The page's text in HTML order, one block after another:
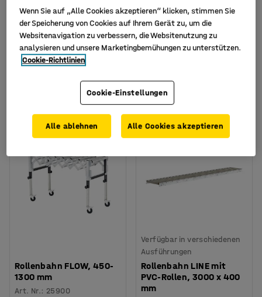
Rollenbahn FLOW, 820-
2090 mm
Art. Nr.:25901
KAUFEN
Verfügbar in verschiedenen
Ausführungen
Rollenbahn LINE mit
Stahlrollen, 1200 x 800
mm
289,- €
Exkl. USt.
Rollenbahn FLOW, 450-
1300 mm
Art. Nr.: 25900
Verfügbar in verschiedenen
Ausführungen
Rollenbahn LINE mit
PVC-Rollen, 3000 x 400
mm
Wenn Sie auf „Alle Cookies akzeptieren“ klicken, stimmen Sie
der Speicherung von Cookies auf Ihrem Gerät zu, um die
Websitenavigation zu verbessern, die Websitenutzung zu
analysieren und unsere Marketingbemühungen zu unterstützen.
Cookie-Richtlinien
Cookie-Einstellungen
Alle ablehnen Alle Cookies akzeptieren